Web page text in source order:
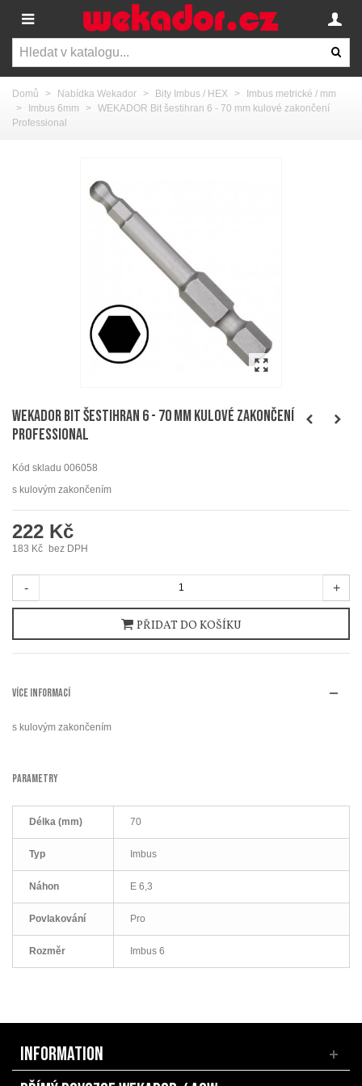
Domů > Nabídka Wekador > Bity Imbus / HEX >
Imbus metrické / mm
>
Imbus 6mm > WEKADOR Bit šestihran 6 - 70 mm kulové zakončení
Professional
WEKADOR Bit šestihran 6 - 70 mm kulové zakončení
Professional
Kód skladu 006058
s kulovým zakončením
222 Kč
183 Kč bez DPH
- +
PŘIDAT DO KOŠÍKU
VÍCE INFORMACÍ
s kulovým zakončením
PARAMETRY
Délka (mm) 70
Typ Imbus
Náhon E 6,3
Povlakování Pro
Rozměr Imbus 6
INFORMATION